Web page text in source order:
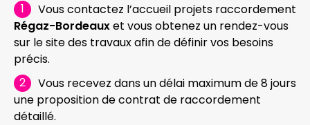
Vous contactez l’accueil projets raccordement
Régaz-Bordeauxet vous obtenez un rendez-vous
sur le site des travaux afin de définir vos besoins
précis.
Vous recevez dans un délai maximum de 8 jours
une proposition de contrat de raccordement
détaillé.